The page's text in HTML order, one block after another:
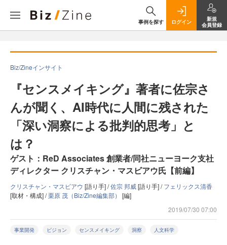
事例を探す ログイン
新規
会員登録
Biz/Zineインサイト
『センスメイキング』著者に佐宗さ
んが聞く、AI時代に人間に残された
「深い洞察による批判的思考」と
は？
ゲスト：ReD Associates 創業者/同社ニューヨーク支社
ディレクター クリスチャン・マスビアウ氏【前編】
クリスチャン・マスビアウ [語り手] /佐宗 邦威[語り手] /フェリックス清香
[取材・構成] /栗原 茂（Biz/Zine編集部） [編]
2019/07/30 07:00
事業開発 ビジョン センスメイキング 洞察 人文科学